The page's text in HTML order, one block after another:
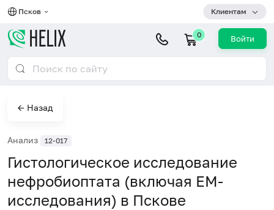
Псков Клиентам
0 Войти
← Назад
Анализ 12-017
Гистологическое исследование
нефробиоптата (включая EM-
исследования) в Пскове